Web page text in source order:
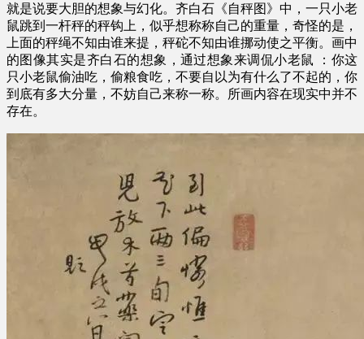
就是说要大胆的想象与幻化。齐白石《自秤图》中，一只小老
鼠跳到一杆秤的秤钩上，似乎想称称自己的重量，奇怪的是，
上面的秤绳不知由谁来提，秤砣不知由谁挪动使之平衡。画中
的图像其实是齐白石的想象，通过想象来调侃小老鼠 ：你这
只小老鼠偷油吃，偷粮食吃，不要自以为有什么了不起的，你
到底有多大分量，不妨自己来称一称。所画内容在现实中并不
存在。